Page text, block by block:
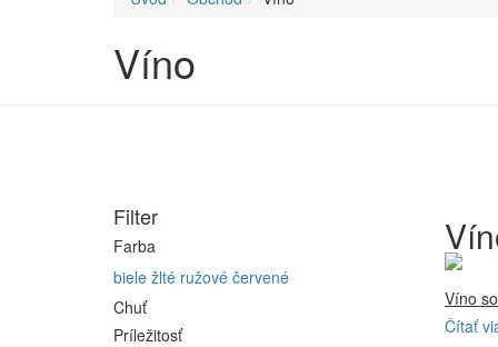
Víno
Filter
Farba
biele žlté ružové červené
Chuť
Príležitosť
Víno
Firma
Čítať